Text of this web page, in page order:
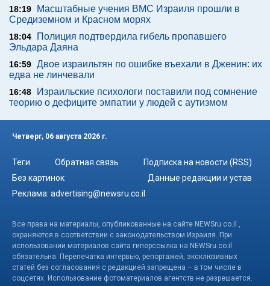
18:19
Масштабные учения ВМС Израиля прошли в
Средиземном и Красном морях
18:04
Полиция подтвердила гибель пропавшего
Эльдара Даяна
16:59 Двое израильтян по ошибке въехали в Дженин: их
едва не линчевали
16:48
Израильские психологи поставили под сомнение
теорию о дефиците эмпатии у людей с аутизмом
Четверг, 06 августа 2026 г.
Теги Обратная связь
Подписка на новости (RSS)
Без картинок
Данные редакции и устав
Реклама: advertising@newsru.co.il
Все права на материалы, опубликованные на сайте NEWSru.co.il ,
охраняются в соответствии с законодательством Израиля. При
использовании материалов сайта гиперссылка на NEWSru.co.il
обязательна. Перепечатка интервью, репортажей, эксклюзивных
статей без согласования с редакцией запрещена – в том числе в
соцсетях. Использование фотоматериалов агентств не разрешается.